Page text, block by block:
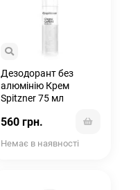
Дезодорант без
алюмінію Крем
Spitzner 75 мл
560 грн.
Немає в наявності